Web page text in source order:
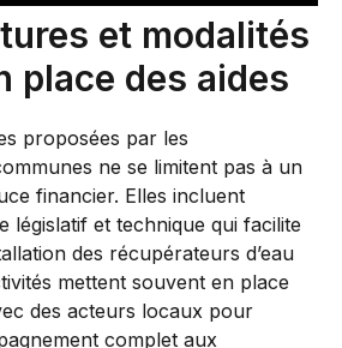
et modalités
place des aides
proposées par les
ne se limitent pas à un
financier. Elles incluent
législatif et technique qui facilite
des récupérateurs d’eau
mettent souvent en place
des acteurs locaux pour
complet aux